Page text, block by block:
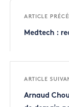
ARTICLE
Medtech :
ARTICLE
Arnaud